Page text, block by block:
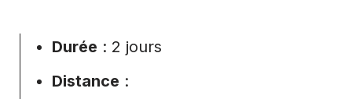
Durée : 2 jours
Distance :